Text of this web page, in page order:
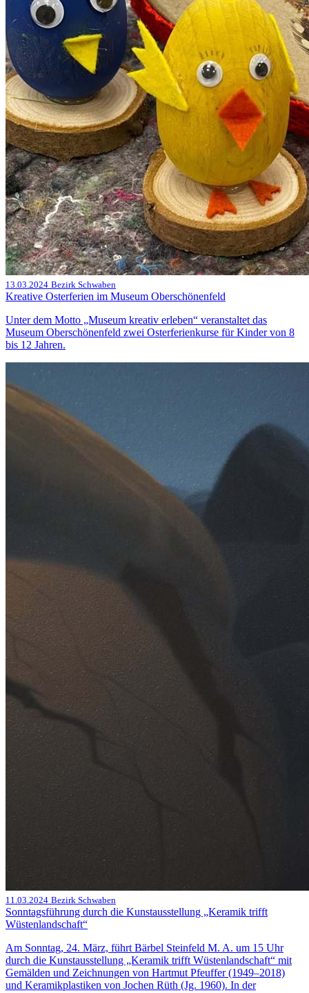
13.03.2024 Bezirk Schwaben
Kreative Osterferien im Museum Oberschönenfeld
Unter dem Motto „Museum kreativ erleben“ veranstaltet das
Museum Oberschönenfeld zwei Osterferienkurse für Kinder von 8
bis 12 Jahren.
11.03.2024 Bezirk Schwaben
Sonntagsführung durch die Kunstausstellung „Keramik trifft
Wüstenlandschaft“
Am Sonntag, 24. März, führt Bärbel Steinfeld M. A. um 15 Uhr
durch die Kunstausstellung „Keramik trifft Wüstenlandschaft“ mit
Gemälden und Zeichnungen von Hartmut Pfeuffer (1949–2018)
und Keramikplastiken von Jochen Rüth (Jg. 1960). In der